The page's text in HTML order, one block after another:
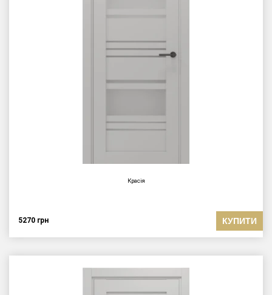
Красія
5270 грн КУПИТИ